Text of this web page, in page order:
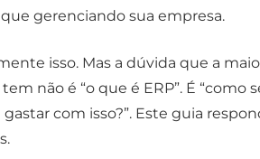
gerenciando sua empresa.
isso. Mas a dúvida que a
não é “o que é ERP”. É “como
gastar com isso?”. Este guia